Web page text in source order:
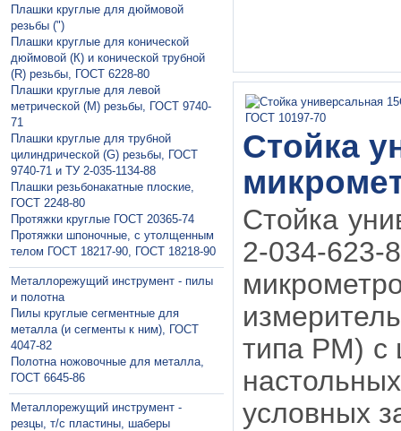
Плашки круглые для дюймовой
резьбы (")
Плашки круглые для конической
дюймовой (К) и конической трубной
(R) резьбы, ГОСТ 6228-80
Плашки круглые для левой
метрической (М) резьбы, ГОСТ 9740-
71
Плашки круглые для трубной
цилиндрической (G) резьбы, ГОСТ
9740-71 и ТУ 2-035-1134-88
Плашки резьбонакатные плоские,
ГОСТ 2248-80
Протяжки круглые ГОСТ 20365-74
Протяжки шпоночные, с утолщенным
телом ГОСТ 18217-90, ГОСТ 18218-90
Металлорежущий инструмент - пилы
и полотна
Пилы круглые сегментные для
металла (и сегменты к ним), ГОСТ
4047-82
Полотна ножовочные для металла,
ГОСТ 6645-86
Металлорежущий инструмент -
резцы, т/с пластины, шаберы
Стойка
Стойка
2-034-623-
типа РМ) с
условных